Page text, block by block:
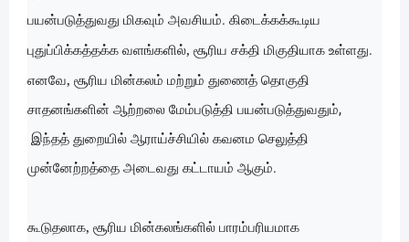
பயன்படுத்துவது மிகவும் அவசியம். கிடைக்கக்கூடிய
புதுப்பிக்கத்தக்க வளங்களில், சூரிய சக்தி மிகுதியாக உள்ளது.
எனவே, சூரிய மின்கலம் மற்றும் துணைத் தொகுதி
சாதனங்களின் ஆற்றலை மேம்படுத்தி பயன்படுத்துவதும்,
இந்தத் துறையில் ஆராய்ச்சியில் கவனம செலுத்தி
முன்னேற்றத்தை அடைவது கட்டாயம் ஆகும்.
கூடுதலாக, சூரிய மின்கலங்களில் பாரம்பரியமாக